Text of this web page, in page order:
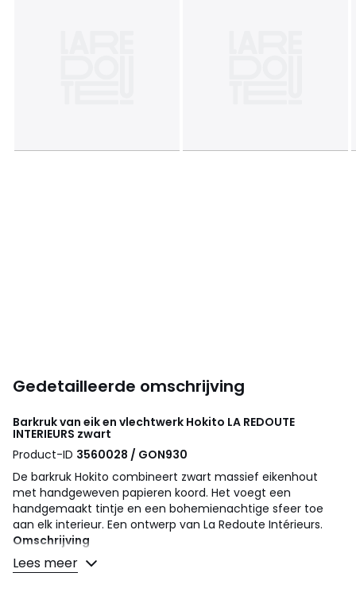
Gedetailleerde omschrijving
Barkruk van eik en vlechtwerk Hokito LA REDOUTE
INTERIEURS zwart
Product-ID 3560028 / GON930
De barkruk Hokito combineert zwart massief eikenhout
met handgeweven papieren koord. Het voegt een
handgemaakt tintje en een bohemienachtige sfeer toe
aan elk interieur. Een ontwerp van La Redoute Intérieurs.
Omschrijving
• Frame van zwart gebeitst massief eiken met
nitrocellulose lakafwerking
Lees meer